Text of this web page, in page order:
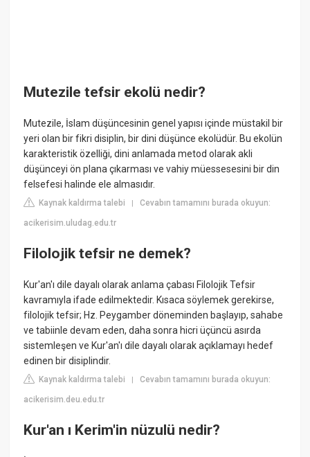
Mutezile tefsir ekolü nedir?
Mutezile, İslam düşüncesinin genel yapısı içinde müstakil bir
yeri olan bir fikri disiplin, bir dini düşünce ekolüdür. Bu ekolün
karakteristik özelliği, dini anlamada metod olarak akli
düşünceyi ön plana çıkarması ve vahiy müessesesini bir din
felsefesi halinde ele almasıdır.
Kaynak kaldırma talebi |Cevabın tamamını burada okuyun:
acikerisim.uludag.edu.tr
Filolojik tefsir ne demek?
Kur'an'ı dile dayalı olarak anlama çabası Filolojik Tefsir
kavramıyla ifade edilmektedir. Kısaca söylemek gerekirse,
filolojik tefsir; Hz. Peygamber döneminden başlayıp, sahabe
ve tabiinle devam eden, daha sonra hicri üçüncü asırda
sistemleşen ve Kur'an'ı dile dayalı olarak açıklamayı hedef
edinen bir disiplindir.
Kaynak kaldırma talebi |Cevabın tamamını burada okuyun:
acikerisim.deu.edu.tr
Kur'an ı Kerim'in nüzulü nedir?